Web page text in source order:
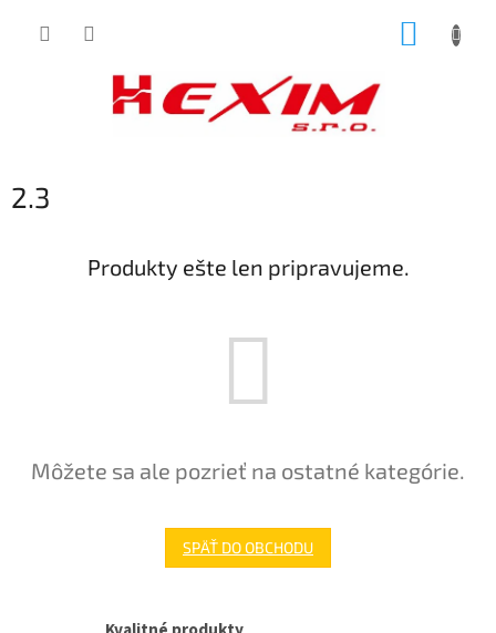
2.3
Produkty ešte len pripravujeme.
Môžete sa ale pozrieť na ostatné kategórie.
SPÄŤ DO OBCHODU